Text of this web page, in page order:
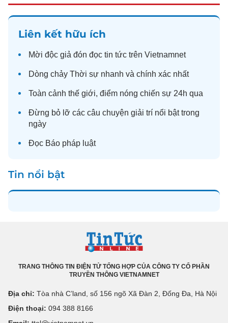
Liên kết hữu ích
Mời độc giả đón đọc tin tức trên Vietnamnet
Dòng chảy Thời sự nhanh và chính xác nhất
Toàn cảnh thế giới, điểm nóng chiến sự 24h qua
Đừng bỏ lỡ các câu chuyện giải trí nổi bật trong
ngày
Đọc Báo pháp luật
Tin nổi bật
TRANG THÔNG TIN ĐIỆN TỬ TỔNG HỢP CỦA CÔNG TY CỔ PHẦN
TRUYỀN THÔNG VIETNAMNET
Địa chỉ: Tòa nhà C’land, số 156 ngõ Xã Đàn 2, Đống Đa, Hà Nội
Điện thoại: 094 388 8166